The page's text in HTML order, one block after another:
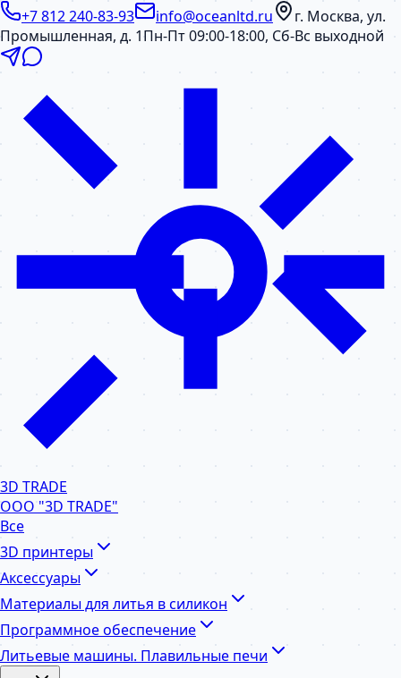
+7 812 240-83-93 info@oceanltd.ru
г. Москва, ул.
Промышленная, д. 1Пн-Пт 09:00-18:00, Сб-Вс выходной
3D TRADE
ООО "3D TRADE"
Все
3D принтеры
Аксессуары
Материалы для литья в силикон
Программное обеспечение
Литьевые машины. Плавильные печи